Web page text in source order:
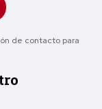
de contacto para